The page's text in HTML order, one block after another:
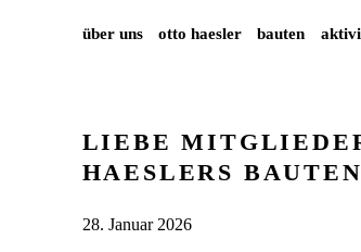
über uns otto haesler bauten
LIEBE
HAESLERS
28. Januar 2026